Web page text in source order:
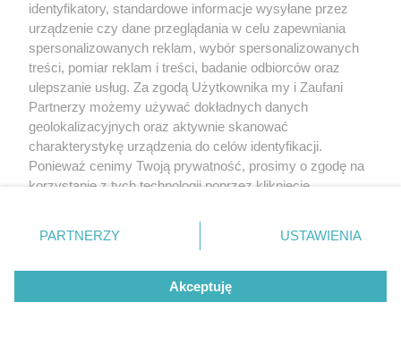
identyfikatory, standardowe informacje wysyłane przez
urządzenie czy dane przeglądania w celu zapewniania
spersonalizowanych reklam, wybór spersonalizowanych
treści, pomiar reklam i treści, badanie odbiorców oraz
ulepszanie usług. Za zgodą Użytkownika my i Zaufani
Partnerzy możemy używać dokładnych danych
geolokalizacyjnych oraz aktywnie skanować
charakterystykę urządzenia do celów identyfikacji.
Ponieważ cenimy Twoją prywatność, prosimy o zgodę na
korzystanie z tych technologii poprzez kliknięcie
zmienić/wycofać klikając przycisk ustawień prywatności
znajdujący się w lewym dolnym rogu strony
rodzaje przetwarzania danych nie wymagają zgody
użytkownika, ale masz prawo sprzeciwić się takiemu
przetwarzaniu. Preferencje będą miały zastosowanie tylko
PARTNERZY USTAWIENIA
Akceptuję